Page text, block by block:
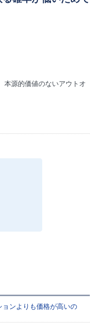
本源的価値のないアウトオ
ンよりも価格が高いの